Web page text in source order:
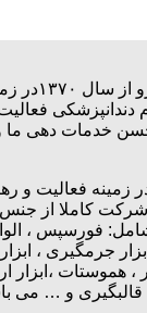
شرکت
دندانپزشکی
خدمات دهی ما
زمینه فعالیت و
کاملا از
فورسپس ،
جرمگیری ، ابزار
هموستات ،ابزار
و … می